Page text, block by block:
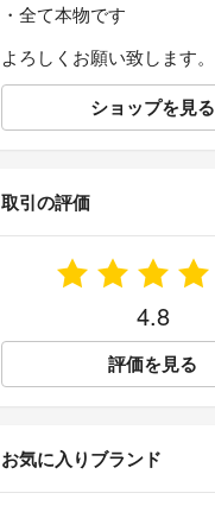
・全て本物です
よろしくお願い致します。
ショップを見る
取引の評価
4.8
評価を見る
お気に入りブランド